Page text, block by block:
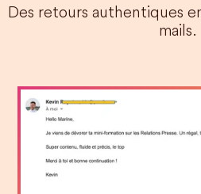
Des retours authentiques
mails.